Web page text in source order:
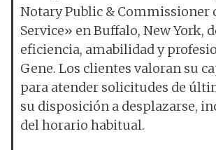
Notary Public & Commissioner
Service» en Buffalo, New York,
eficiencia, amabilidad y
Gene. Los clientes valoran su
para atender solicitudes de
su disposición a desplazarse,
del horario habitual.